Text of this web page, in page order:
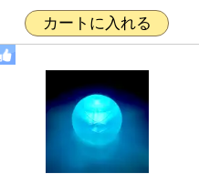
カートに入れる